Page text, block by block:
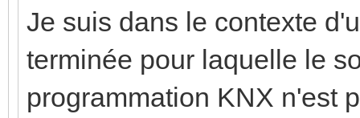
Je suis dans le contexte
terminée pour laquelle le
programmation KNX n'est